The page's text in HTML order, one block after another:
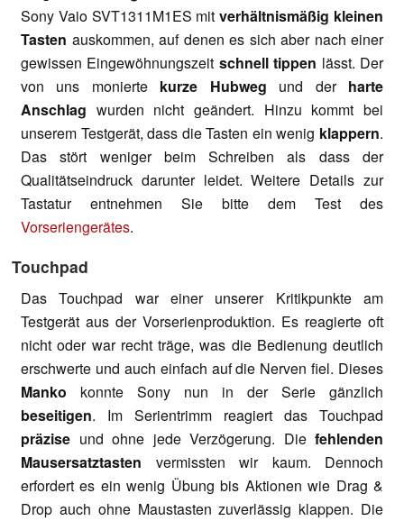
Sony Vaio SVT1311M1ES mitverhältnismäßig kleinen
Tasten auskommen, auf denen es sich aber nach einer
gewissen Eingewöhnungszeit schnell tippen lässt. Der
von uns monierte kurze Hubweg und der harte
Anschlag wurden nicht geändert. Hinzu kommt bei
unserem Testgerät, dass die Tasten ein wenig klappern.
Das stört weniger beim Schreiben als dass der
Qualitätseindruck darunter leidet. Weitere Details zur
Tastatur entnehmen Sie bitte dem Test des
Vorseriengerätes.
Touchpad
Das Touchpad war einer unserer Kritikpunkte am
Testgerät aus der Vorserienproduktion. Es reagierte oft
nicht oder war recht träge, was die Bedienung deutlich
erschwerte und auch einfach auf die Nerven fiel. Dieses
Manko konnte Sony nun in der Serie gänzlich
beseitigen. Im Serientrimm reagiert das Touchpad
präzise und ohne jede Verzögerung. Die fehlenden
Mausersatztasten vermissten wir kaum. Dennoch
erfordert es ein wenig Übung bis Aktionen wie Drag &
Drop auch ohne Maustasten zuverlässig klappen. Die